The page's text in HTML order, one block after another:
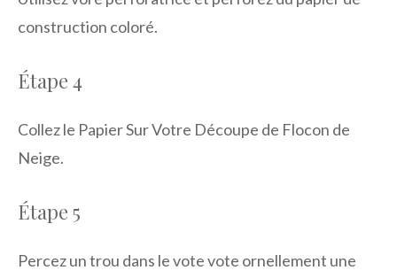
construction coloré.
Étape 4
Collez le Papier Sur Votre Découpe de Flocon de
Neige.
Étape 5
Percez un trou dans le vote vote ornellement une